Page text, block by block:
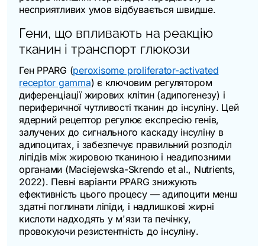
несприятливих умов відбувається швидше.
Гени, що впливають на реакцію
тканин і транспорт глюкози
Ген PPARG (peroxisome proliferator-activated
receptor gamma) є ключовим регулятором
диференціації жирових клітин (адипогенезу) і
периферичної чутливості тканин до інсуліну. Цей
ядерний рецептор регулює експресію генів,
залучених до сигнального каскаду інсуліну в
адипоцитах, і забезпечує правильний розподіл
ліпідів між жировою тканиною і неадипозними
органами (Maciejewska-Skrendo et al., Nutrients,
2022). Певні варіанти PPARG знижують
ефективність цього процесу — адипоцити менш
здатні поглинати ліпіди, і надлишкові жирні
кислоти надходять у м'язи та печінку,
провокуючи резистентність до інсуліну.